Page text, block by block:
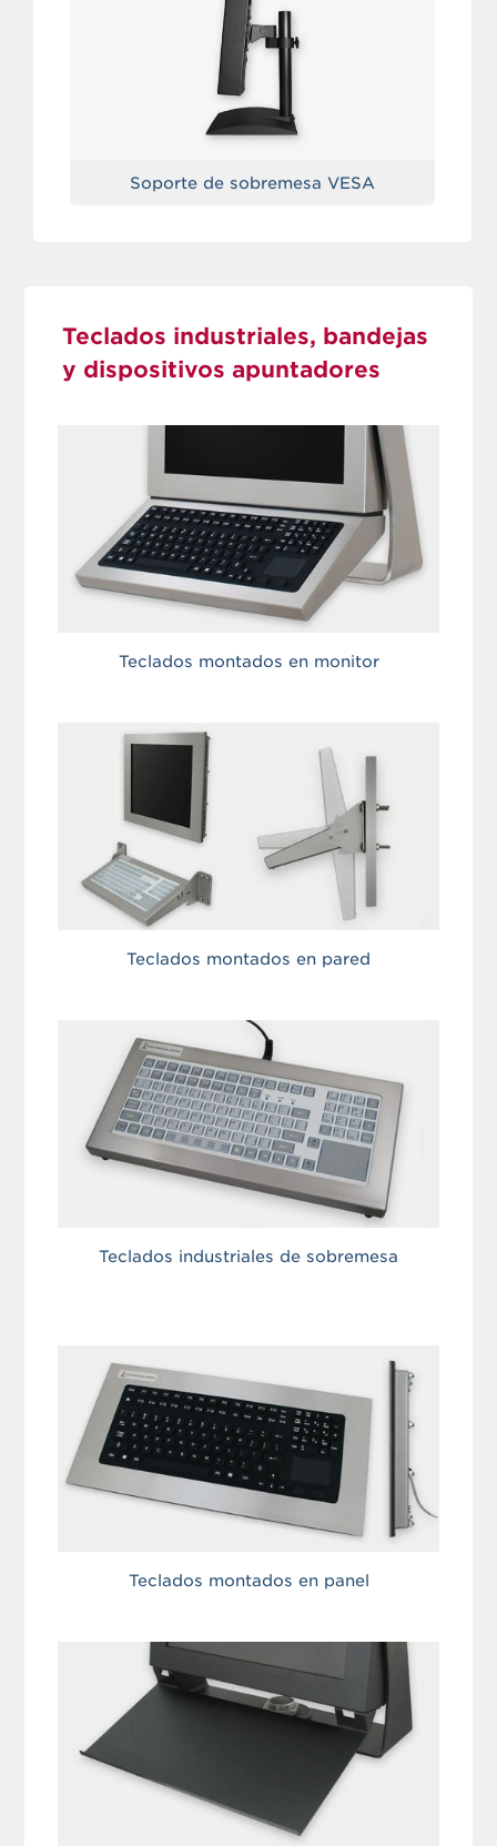
Soporte de sobremesa VESA
Teclados industriales, bandejas
y dispositivos apuntadores
Teclados montados en monitor
Teclados montados en pared
Teclados industriales de sobremesa
Teclados montados en panel